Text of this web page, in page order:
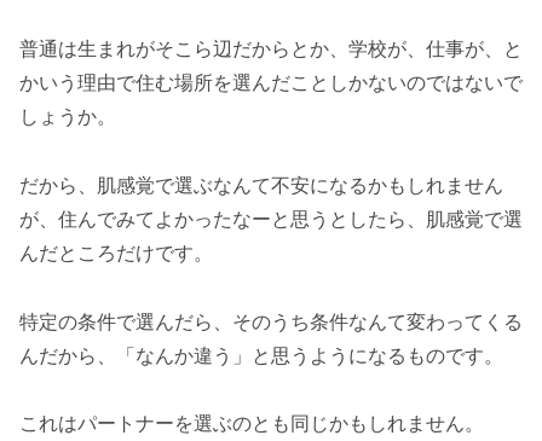
普通は生まれがそこら辺だからとか、学校が、仕事が、と
かいう理由で住む場所を選んだことしかないのではないで
しょうか。
だから、肌感覚で選ぶなんて不安になるかもしれません
が、住んでみてよかったなーと思うとしたら、肌感覚で選
んだところだけです。
特定の条件で選んだら、そのうち条件なんて変わってくる
んだから、「なんか違う」と思うようになるものです。
これはパートナーを選ぶのとも同じかもしれません。